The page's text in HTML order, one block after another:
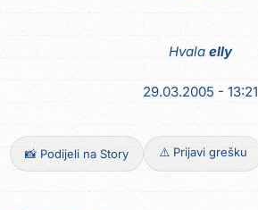
Hvala elly
29.03.2005 - 13:21
📸 Podijeli na Story ⚠️ Prijavi grešku